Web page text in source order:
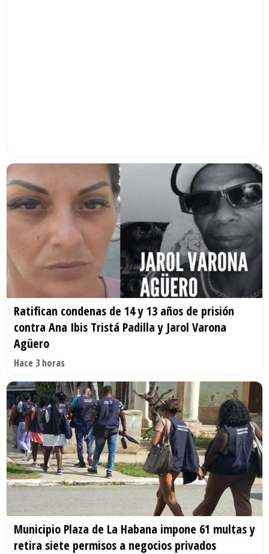
Ratifican condenas de 14 y 13 años de prisión
contra Ana Ibis Tristá Padilla y Jarol Varona
Agüero
Hace 3 horas
Municipio Plaza de La Habana impone 61 multas y
retira siete permisos a negocios privados